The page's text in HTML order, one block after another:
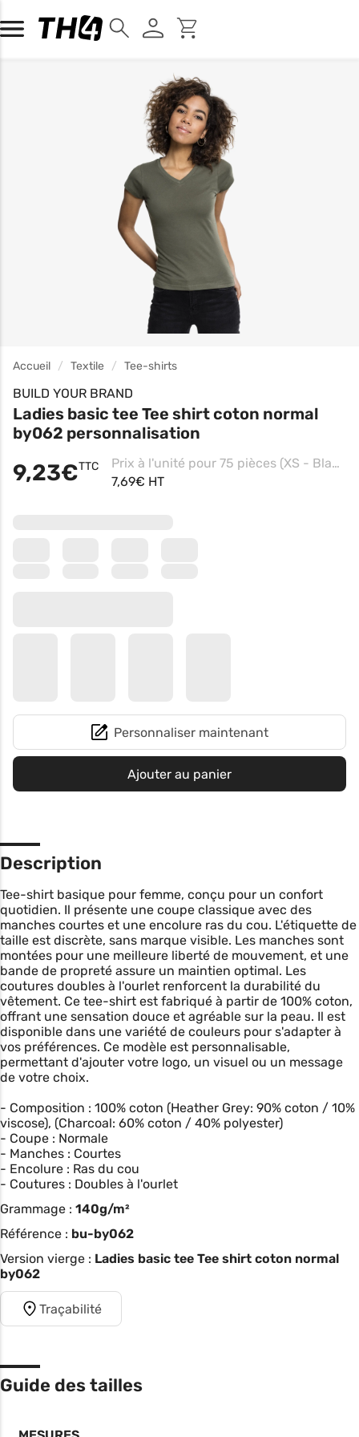
Accueil Textile Tee-shirts
BUILD YOUR BRAND
Ladies basic tee Tee shirt coton normal
by062 personnalisation
9,23€TTC
Prix à l'unité pour 75 pièces (XS - Black, Impression coeur)
7,69€ HT
Personnaliser maintenant
Ajouter au panier
Description
Tee-shirt basique pour femme, conçu pour un confort
quotidien. Il présente une coupe classique avec des
manches courtes et une encolure ras du cou. L'étiquette de
taille est discrète, sans marque visible. Les manches sont
montées pour une meilleure liberté de mouvement, et une
bande de propreté assure un maintien optimal. Les
coutures doubles à l'ourlet renforcent la durabilité du
vêtement. Ce tee-shirt est fabriqué à partir de 100% coton,
offrant une sensation douce et agréable sur la peau. Il est
disponible dans une variété de couleurs pour s'adapter à
vos préférences. Ce modèle est personnalisable,
permettant d'ajouter votre logo, un visuel ou un message
de votre choix.
- Composition : 100% coton (Heather Grey: 90% coton / 10%
viscose), (Charcoal: 60% coton / 40% polyester)
- Coupe : Normale
- Manches : Courtes
- Encolure : Ras du cou
- Coutures : Doubles à l'ourlet
Grammage : 140g/m²
Référence : bu-by062
Version vierge : Ladies basic tee Tee shirt coton normal
by062
Traçabilité
Guide des tailles